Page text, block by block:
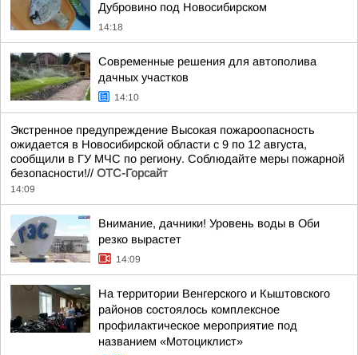
Дубровино под Новосибирском
14:18
Современные решения для автополива
дачных участков
14:10
Экстренное предупреждение Высокая пожароопасность
ожидается в Новосибирской области с 9 по 12 августа,
сообщили в ГУ МЧС по региону. Соблюдайте меры пожарной
безопасности!// ОТС-Горсайт
14:09
Внимание, дачники! Уровень воды в Оби
резко вырастет
14:09
На территории Венгерского и Кыштовского
районов состоялось комплексное
профилактическое мероприятие под
названием «Мотоциклист»